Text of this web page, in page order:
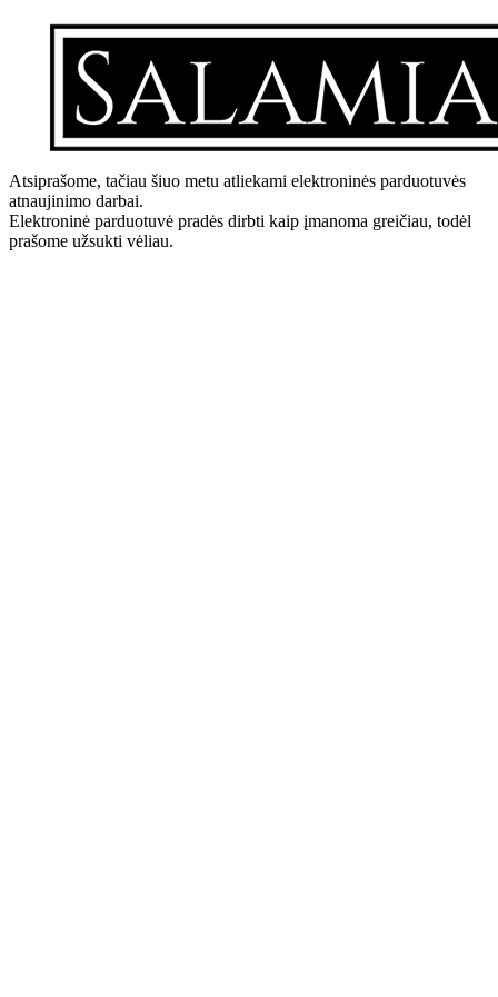
Atsiprašome, tačiau šiuo metu atliekami elektroninės parduotuvės
atnaujinimo darbai.
Elektroninė parduotuvė pradės dirbti kaip įmanoma greičiau, todėl
prašome užsukti vėliau.